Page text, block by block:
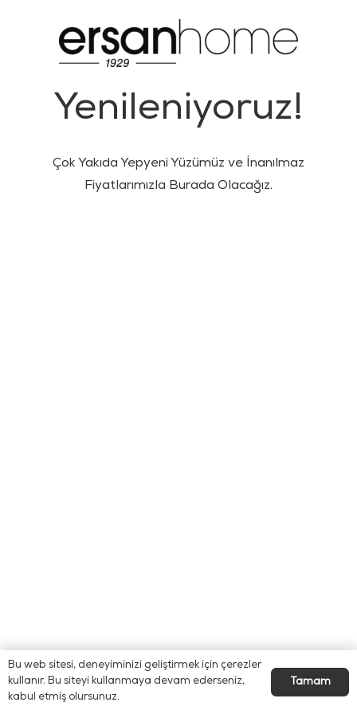
Yenileniyoruz!
Çok Yakıda Yepyeni Yüzümüz ve İnanılmaz
Fiyatlarımızla Burada Olacağız.
Bu web sitesi, deneyiminizi geliştirmek için çerezler
kullanır. Bu siteyi kullanmaya devam ederseniz,
kabul etmiş olursunuz.
Tamam